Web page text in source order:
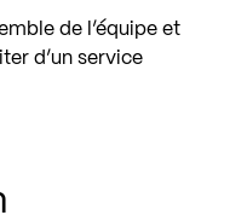
de l’équipe et
d’un service